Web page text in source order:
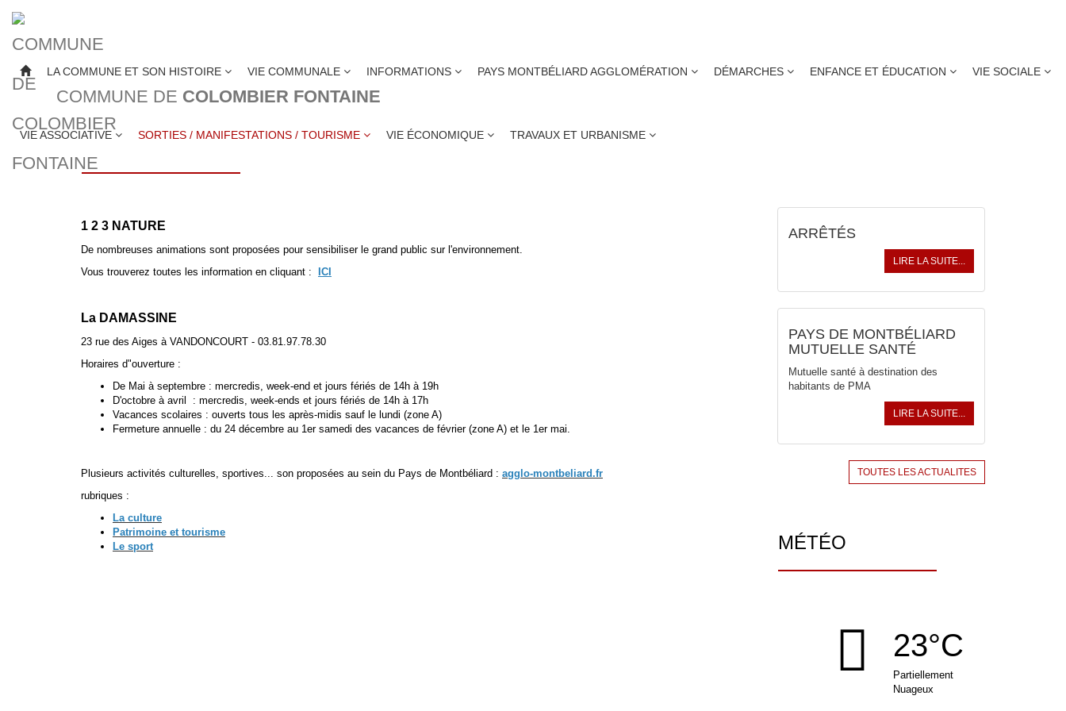
COMMUNE DE COLOMBIER FONTAINE
LA COMMUNE ET SON HISTOIRE VIE COMMUNALE INFORMATIONS PAYS MONTBÉLIARD AGGLOMÉRATION DÉMARCHES ENFANCE ET ÉDUCATION VIE SOCIALE
VIE ASSOCIATIVE SORTIES / MANIFESTATIONS / TOURISME VIE ÉCONOMIQUE TRAVAUX ET URBANISME
SORTIES ET MANIFESTATIONS
1 2 3 NATURE
De nombreuses animations sont proposées pour sensibiliser le grand public sur l'environnement.
Vous trouverez toutes les information en cliquant :
ICI
La DAMASSINE
23 rue des Aiges à VANDONCOURT - 03.81.97.78.30
Horaires d"ouverture :
De Mai à septembre : mercredis, week-end et jours fériés de 14h à 19h
D'octobre à avril : mercredis, week-ends et jours fériés de 14h à 17h
Vacances scolaires : ouverts tous les après-midis sauf le lundi (zone A)
Fermeture annuelle : du 24 décembre au 1er samedi des vacances de février (zone A) et le 1er mai.
Plusieurs activités culturelles, sportives... son proposées au sein du Pays de Montbéliard : agglo-montbeliard.fr
rubriques :
La culture
Patrimoine et tourisme
Le sport
ARRÊTÉS
LIRE LA SUITE...
PAYS DE MONTBÉLIARD
MUTUELLE SANTÉ
Mutuelle santé à destination des
habitants de PMA
LIRE LA SUITE...
TOUTES LES ACTUALITES
MÉTÉO
23°C
Partiellement
Nuageux